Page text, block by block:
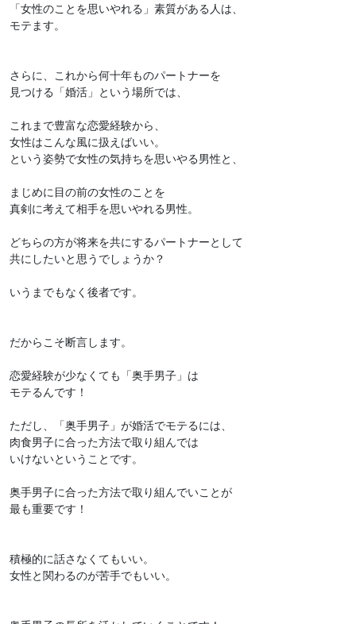
「女性のことを思いやれる」素質がある人は、
モテます。
さらに、これから何十年ものパートナーを
見つける「婚活」という場所では、
これまで豊富な恋愛経験から、
女性はこんな風に扱えばいい。
という姿勢で女性の気持ちを思いやる男性と、
まじめに目の前の女性のことを
真剣に考えて相手を思いやれる男性。
どちらの方が将来を共にするパートナーとして
共にしたいと思うでしょうか？
いうまでもなく後者です。
だからこそ断言します。
恋愛経験が少なくても「奥手男子」は
モテるんです！
ただし、「奥手男子」が婚活でモテるには、
肉食男子に合った方法で取り組んでは
いけないということです。
奥手男子に合った方法で取り組んでいことが
最も重要です！
積極的に話さなくてもいい。
女性と関わるのが苦手でもいい。